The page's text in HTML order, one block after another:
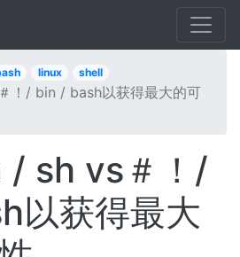
linux shell
！/ bin / bash以获得最大的可
/ sh vs＃！/
以获得最大